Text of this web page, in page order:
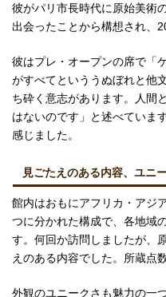
彼がパリ市長時代に原始美術
出会ったことから構想され、
彼はプレ・オープンの席で「
がすべてといううぬぼれと他
ち砕く意志があります。人間
はないのです」と述べていま
感じました。
見ごたえのある内容、ユニ
館内はおもにアフリカ・アジ
つに分かれた構成で、各地域
す。何回か訪問しましたが、
えのある内容でした。所蔵点
外観のユニークさも魅力の一